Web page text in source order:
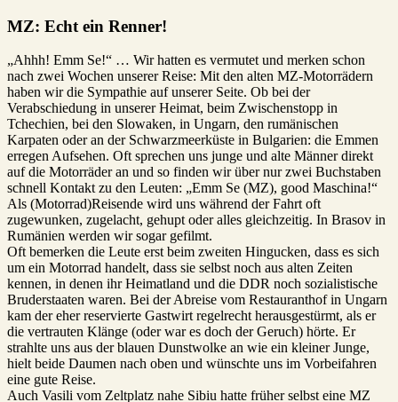
MZ: Echt ein Renner!
„Ahhh! Emm Se!“ … Wir hatten es vermutet und merken schon
nach zwei Wochen unserer Reise: Mit den alten MZ-Motorrädern
haben wir die Sympathie auf unserer Seite. Ob bei der
Verabschiedung in unserer Heimat, beim Zwischenstopp in
Tchechien, bei den Slowaken, in Ungarn, den rumänischen
Karpaten oder an der Schwarzmeerküste in Bulgarien: die Emmen
erregen Aufsehen. Oft sprechen uns junge und alte Männer direkt
auf die Motorräder an und so finden wir über nur zwei Buchstaben
schnell Kontakt zu den Leuten: „Emm Se (MZ), good Maschina!“
Als (Motorrad)Reisende wird uns während der Fahrt oft
zugewunken, zugelacht, gehupt oder alles gleichzeitig. In Brasov in
Rumänien werden wir sogar gefilmt.
Oft bemerken die Leute erst beim zweiten Hingucken, dass es sich
um ein Motorrad handelt, dass sie selbst noch aus alten Zeiten
kennen, in denen ihr Heimatland und die DDR noch sozialistische
Bruderstaaten waren. Bei der Abreise vom Restauranthof in Ungarn
kam der eher reservierte Gastwirt regelrecht herausgestürmt, als er
die vertrauten Klänge (oder war es doch der Geruch) hörte. Er
strahlte uns aus der blauen Dunstwolke an wie ein kleiner Junge,
hielt beide Daumen nach oben und wünschte uns im Vorbeifahren
eine gute Reise.
Auch Vasili vom Zeltplatz nahe Sibiu hatte früher selbst eine MZ